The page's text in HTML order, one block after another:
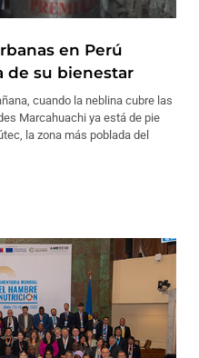
en Perú
de su bienestar
cuando la neblina cubre las
Marcahuachi ya está de pie
la zona más poblada del